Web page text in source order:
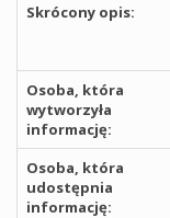
Skrócony opis:
Osoba, która
wytworzyła
informację:
Osoba, która
udostępnia
informację: